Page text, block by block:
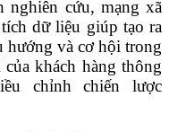
nghiên cứu, mạng xã
dữ liệu giúp tạo ra
hướng và cơ hội trong
khách hàng thông
chỉnh chiến lược